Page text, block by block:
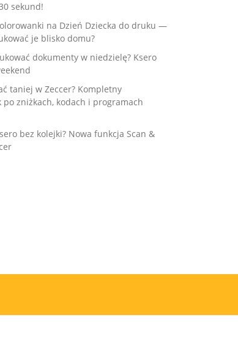
sekund!
na Dzień Dziecka do druku —
je blisko domu?
dokumenty w niedzielę? Ksero
taniej w Zeccer? Kompletny
po zniżkach, kodach i programach
bez kolejki? Nowa funkcja Scan &